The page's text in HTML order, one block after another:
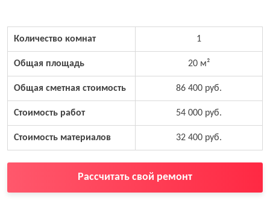
Количество комнат 1
Общая площадь 20 м²
Общая сметная стоимость 86 400 руб.
Стоимость работ 54 000 руб.
Стоимость материалов 32 400 руб.
Рассчитать свой ремонт